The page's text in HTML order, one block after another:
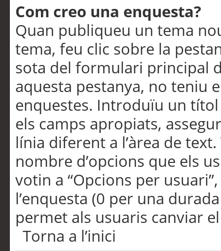
Com creo una enquesta?
Quan publiqueu un tema
tema, feu clic sobre la
sota del formulari principal
aquesta pestanya, no teniu
enquestes. Introduïu un
els camps apropiats,
línia diferent a l’àrea de
nombre d’opcions que els
votin a “Opcions per
l’enquesta (0 per una
permet als usuaris canviar
Torna a l’inici